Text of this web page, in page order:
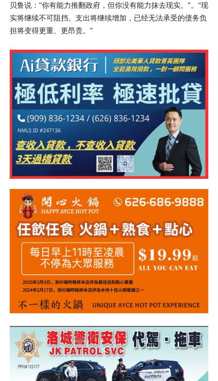
贝鲁说：“你有能力推翻政府，但你没有能力抹去现实。”。“现
实将继续不可阻挡。支出将继续增加，已经无法承受的债务负
担将变得更重、更昂贵。”